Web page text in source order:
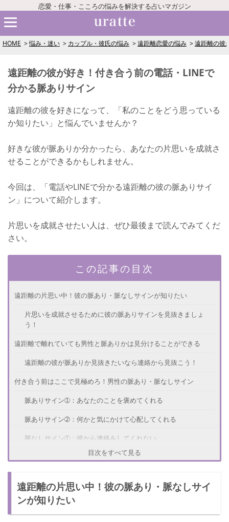
恋愛・仕事・こころの悩みを解決する占いマガジン
HOME 悩み・迷い カップル・彼氏の悩み 遠距離恋愛の悩み 遠距離の彼
遠距離の彼が好き！付き合う前の電話・LINEで
分かる脈ありサイン
遠距離の彼を好きになって、「私のことをどう思っている
か知りたい」と悩んでいませんか？
好きな彼が脈ありか分かったら、あなたの片思いを成就さ
せることができるかもしれません。
今回は、「電話やLINEで分かる遠距離の彼の脈ありサイ
ン」について紹介します。
片思いを成就させたい人は、ぜひ最後まで読んでみてくだ
さい。
この記事の目次
遠距離の片思い中！彼の脈あり・脈なしサインが知りたい
片思いを成就させるために彼の脈ありサインを見抜きましょ
う！
遠距離で離れていても男性と脈ありかは見分けることができる
遠距離の彼が脈ありか見抜きたいなら連絡から見抜こう！
付き合う前はここで見極めろ！男性の脈あり・脈なしサイン
脈ありサイン➀：あなたのことを褒めてくれる
脈ありサイン➁：何かと気にかけて心配してくれる
脈なしサイン➀：彼から連絡をしてくれない
脈なしサイン➁：LINEの返信が素っ気ない
電話やLINEで彼の気持ちを確かめる方法➀：彼のほうから連絡
がくるか
目次をすべて見る
遠距離の片思い中！彼の脈あり・脈なしサイ
ンが知りたい